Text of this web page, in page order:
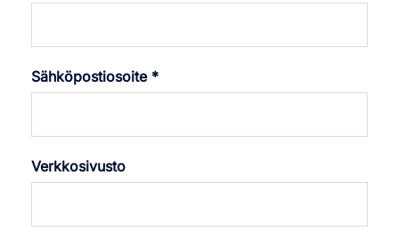
Sähköpostiosoite *
Verkkosivusto